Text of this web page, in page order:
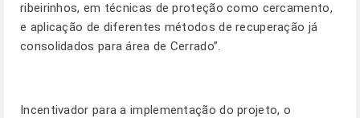
ribeirinhos, em técnicas de proteção como cercamento,
e aplicação de diferentes métodos de recuperação já
consolidados para área de Cerrado”.
Incentivador para a implementação do projeto, o